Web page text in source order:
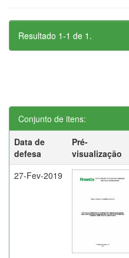
Resultado 1-1 de 1.
Conjunto de itens:
Data de
defesa
Pré-
visualização
27-Fev-2019